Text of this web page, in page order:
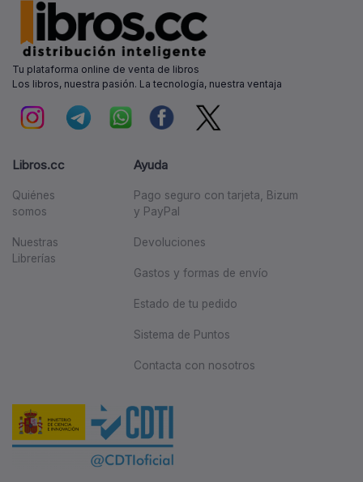
Tu plataforma online de venta de libros
Los libros, nuestra pasión. La tecnología, nuestra ventaja
Libros.cc
Quiénes
somos
Nuestras
Librerías
Ayuda
Pago seguro con tarjeta, Bizum
y PayPal
Devoluciones
Gastos y formas de envío
Estado de tu pedido
Sistema de Puntos
Contacta con nosotros